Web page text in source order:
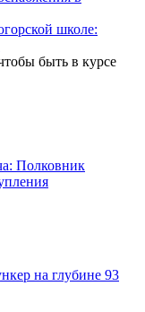
школе:
быть в курсе
Полковник
на глубине 93